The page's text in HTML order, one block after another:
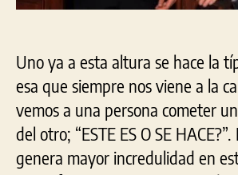
Uno ya a esta altura se hace la
esa que siempre nos viene a la
vemos a una persona cometer
del otro; “ESTE ES O SE
genera mayor incredulidad en